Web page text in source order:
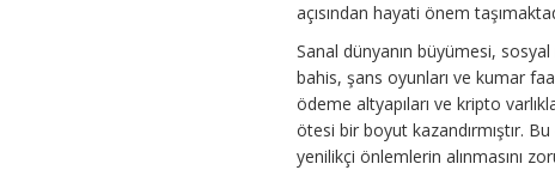
açısından hayati önem
Sanal dünyanın büyümesi,
bahis, şans oyunları ve kumar
ödeme altyapıları ve kripto
ötesi bir boyut kazandırmıştır.
yenilikçi önlemlerin alınmasını